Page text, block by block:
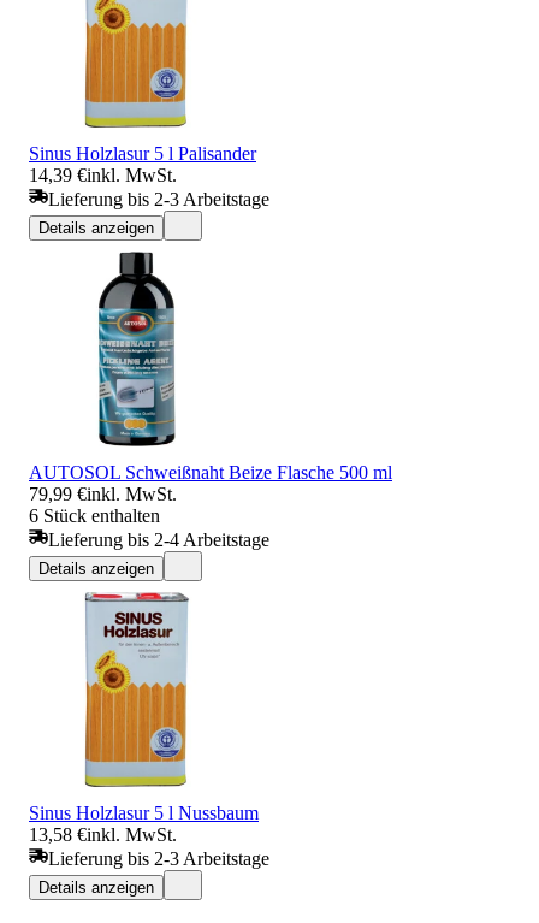
Sinus Holzlasur 5 l Palisander
14,39 €inkl. MwSt.
Lieferung bis 2-3 Arbeitstage
Details anzeigen
AUTOSOL Schweißnaht Beize Flasche 500 ml
79,99 €inkl. MwSt.
6 Stück enthalten
Lieferung bis 2-4 Arbeitstage
Details anzeigen
Sinus Holzlasur 5 l Nussbaum
13,58 €inkl. MwSt.
Lieferung bis 2-3 Arbeitstage
Details anzeigen